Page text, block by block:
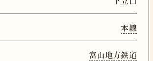
本線
富山地方鉄道